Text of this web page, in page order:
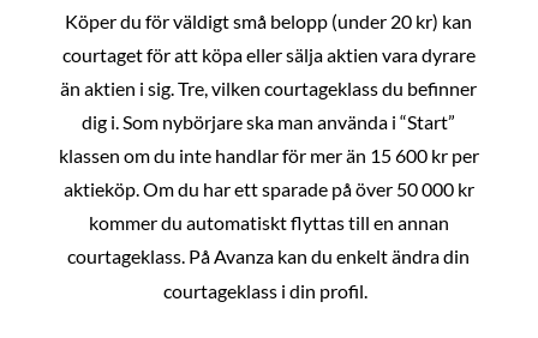
Köper du för väldigt små belopp (under 20 kr) kan
courtaget för att köpa eller sälja aktien vara dyrare
än aktien i sig. Tre, vilken courtageklass du befinner
dig i. Som nybörjare ska man använda i “Start”
klassen om du inte handlar för mer än 15 600 kr per
aktieköp. Om du har ett sparade på över 50 000 kr
kommer du automatiskt flyttas till en annan
courtageklass. På Avanza kan du enkelt ändra din
courtageklass i din profil.